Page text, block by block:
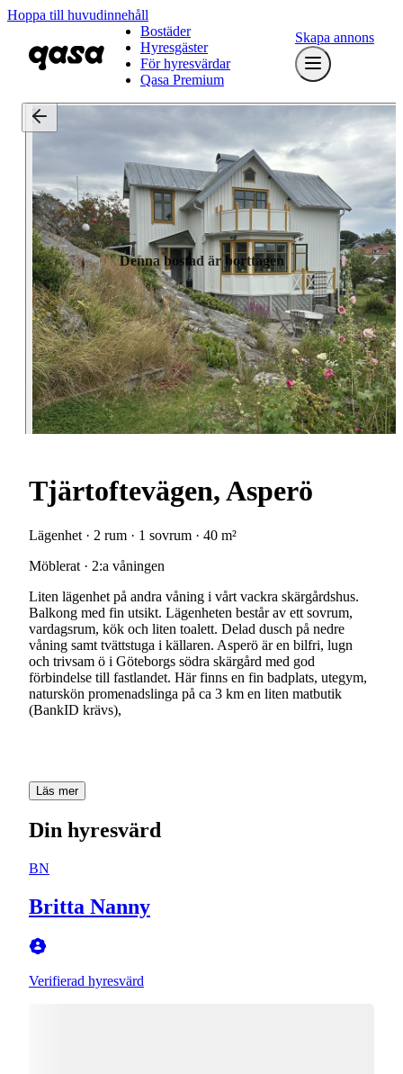
Hoppa till huvudinnehåll
Bostäder
Hyresgäster
För hyresvärdar
Qasa Premium
Skapa annons
Denna bostad är borttagen
Tjärtoftevägen, Asperö
Lägenhet · 2 rum · 1 sovrum · 40 m²
Möblerat · 2:a våningen
Liten lägenhet på andra våning i vårt vackra skärgårdshus.
Balkong med fin utsikt. Lägenheten består av ett sovrum,
vardagsrum, kök och liten toalett. Delad dusch på nedre
våning samt tvättstuga i källaren. Asperö är en bilfri, lugn
och trivsam ö i Göteborgs södra skärgård med god
förbindelse till fastlandet. Här finns en fin badplats, utegym,
naturskön promenadslinga på ca 3 km en liten matbutik
(BankID krävs),
Läs mer
Din hyresvärd
BN
Britta Nanny
Verifierad hyresvärd